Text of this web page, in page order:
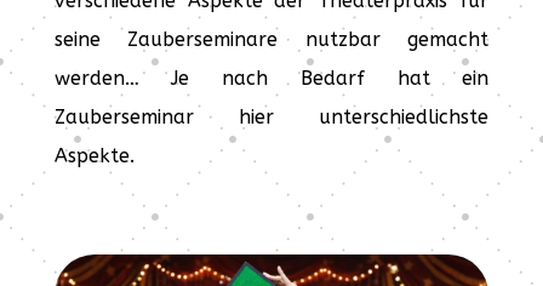
seine Zauberseminare nutzbar gemacht
werden… Je nach Bedarf hat ein
Zauberseminar hier unterschiedlichste
Aspekte.